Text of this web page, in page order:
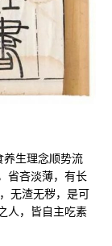
养生理念顺势流
省吝淡薄，有长
无渣无秽，是可
人，皆自主吃素